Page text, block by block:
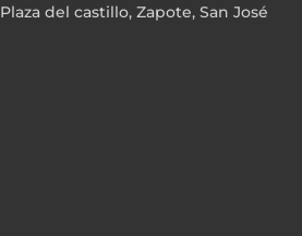
Plaza del castillo, Zapote, San José